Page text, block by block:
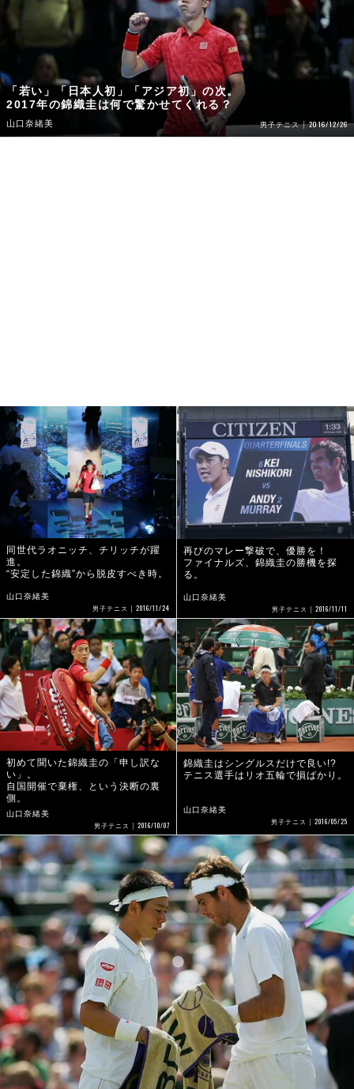
「若い」「日本人初」「アジア初」の次。
2017年の錦織圭は何で驚かせてくれる？
山口奈緒美 男子テニス 2016/12/26
同世代ラオニッチ、チリッチが躍
進。
“安定した錦織”から脱皮すべき時。
山口奈緒美
男子テニス 2016/11/24
再びのマレー撃破で、優勝を！
ファイナルズ、錦織圭の勝機を探
る。
山口奈緒美
男子テニス 2016/11/11
初めて聞いた錦織圭の「申し訳な
い」。
自国開催で棄権、という決断の裏
側。
山口奈緒美
男子テニス 2016/10/07
錦織圭はシングルスだけで良い!?
テニス選手はリオ五輪で損ばかり。
山口奈緒美
男子テニス 2016/05/25